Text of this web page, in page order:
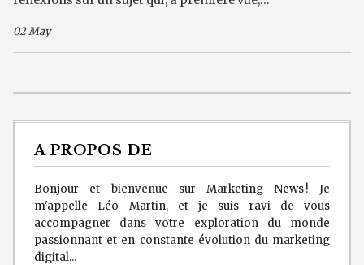
02 May
A PROPOS DE
Bonjour et bienvenue sur Marketing News ! Je
m'appelle Léo Martin, et je suis ravi de vous
accompagner dans votre exploration du monde
passionnant et en constante évolution du marketing
digital...